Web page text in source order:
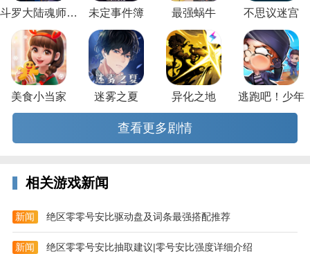
节奏大爆炸手游测评
游戏演奏有着非常棒的手感及视听体验;画面上延续YG
专属皮肤，
趣好玩的粉丝交互，寻找志同道合的家人粉丝竞技榜；
斗罗大陆魂师对决 未定事件簿 最强蜗牛 不思议迷宫
美食小当家 迷雾之夏 异化之地 逃跑吧！少年
查看更多剧情
相关游戏新闻
新闻 绝区零零号安比驱动盘及词条最强搭配推荐
新闻 绝区零零号安比抽取建议|零号安比强度详细介绍